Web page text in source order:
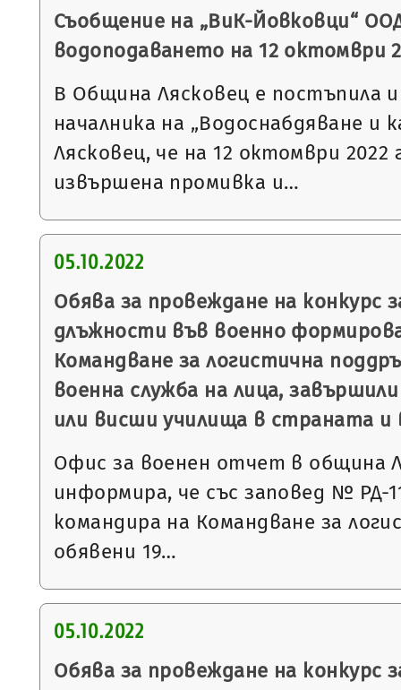
Съобщение на „ВиК-Йовковци“
водоподаването на 12 октомври
В Община Лясковец е постъпила
началника на „Водоснабдяване и
Лясковец, че на 12 октомври 2022
извършена промивка и…
05.10.2022
Обява за провеждане на конкурс
длъжности във военно
Командване за логистична
военна служба на лица,
или висши училища в страната и
Офис за военен отчет в община
информира, че със заповед № РД-
командира на Командване за
обявени 19…
05.10.2022
Обява за провеждане на конкурс